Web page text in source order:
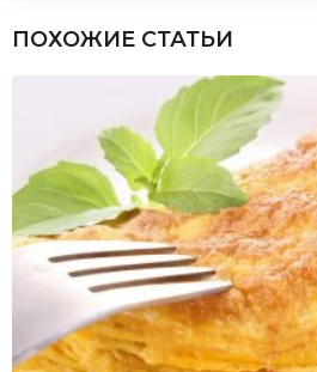
ПОХОЖИЕ СТАТЬИ